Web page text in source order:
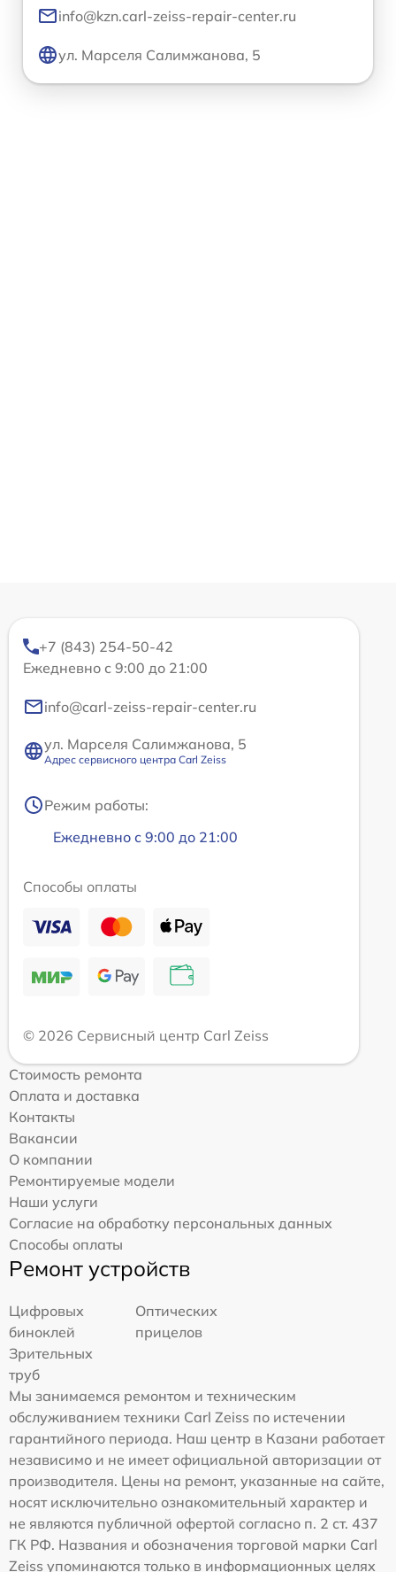
info@kzn.carl-zeiss-repair-center.ru
ул. Марселя Салимжанова, 5
+7 (843) 254-50-42
Ежедневно с 9:00 до 21:00
info@carl-zeiss-repair-center.ru
ул. Марселя Салимжанова, 5
Адрес сервисного центра Carl Zeiss
Режим работы:
Ежедневно с 9:00 до 21:00
Способы оплаты
© 2026 Сервисный центр Carl Zeiss
Стоимость ремонта
Оплата и доставка
Контакты
Вакансии
О компании
Ремонтируемые модели
Наши услуги
Согласие на обработку персональных данных
Способы оплаты
Ремонт устройств
Цифровых
биноклей
Оптических
прицелов
Зрительных
труб
Мы занимаемся ремонтом и техническим
обслуживанием техники Carl Zeiss по истечении
гарантийного периода. Наш центр в Казани работает
независимо и не имеет официальной авторизации от
производителя. Цены на ремонт, указанные на сайте,
носят исключительно ознакомительный характер и
не являются публичной офертой согласно п. 2 ст. 437
ГК РФ. Названия и обозначения торговой марки Carl
Zeiss упоминаются только в информационных целях